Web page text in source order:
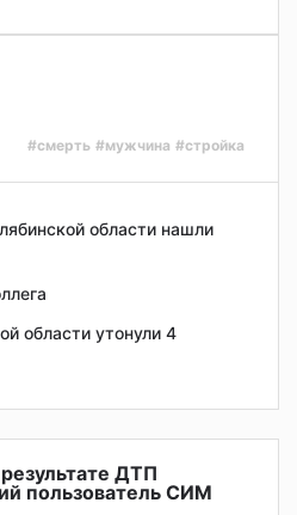
#смерть #мужчина #стройка
области нашли
области утонули 4
ДТП
пользователь СИМ